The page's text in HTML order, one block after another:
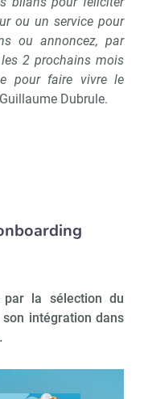
ou un service pour
ou annoncez, par
2 prochains mois
pour faire vivre le
Dubrule.
par la sélection du
intégration dans
Abonnez-
tard